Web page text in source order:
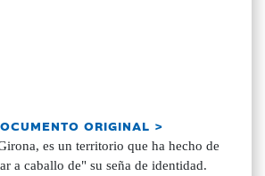
ORIGINAL >
es un territorio que ha hecho de
a caballo de" su seña de identidad.